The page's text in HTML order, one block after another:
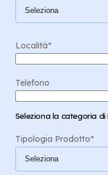
Località*
Telefono
Seleziona la categoria di
Tipologia Prodotto*